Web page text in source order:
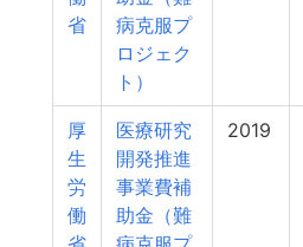
省
病克服プ
ロジェク
ト）
厚
生
労
働
医療研究
開発推進
事業費補
助金（難
2019